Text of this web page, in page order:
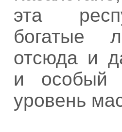
эта
богатые
отсюда и
и особый
уровень